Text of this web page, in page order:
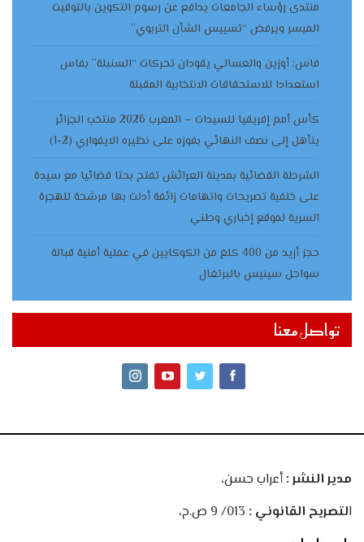
منتدى رؤساء الجامعات يدافع عن رسوم التكوين بالتوقيت
الميسر ويرفض “تسييس الشأن التربوي”
فاس: أوزين والعسالي يقودان تحركات “السنبلة” بفاس
استعدادا للاستحقاقات الانتخابية المقبلة
كأس أمم إفريقيا للسيدات – المغرب 2026 منتخب الجزائر
يتأهل إلى نصف النهائي بفوزه على نظيره الايفواري (2-1)
الشرطة القضائية بمدينة العرائش تفتح بحثا قضائيا مع سيدة
على خلفية تصريحات واتهامات زائفة أدلت بها مرشحة للهجرة
السرية لموقع إخباري وطني
حجز أزيد من 400 كلغ من الكوكايين في عملية أمنية قبالة
سواحل سينيس بالبرتغال
تواصل معنا
مدير النشر :أعراب حسن،
التصريح القانوني :